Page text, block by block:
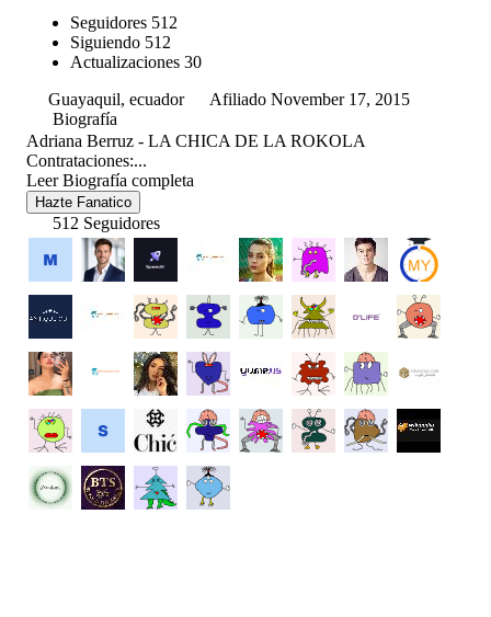
Seguidores 512
Siguiendo 512
Actualizaciones 30
Guayaquil, ecuador
Afiliado November 17, 2015
Biografía
Adriana Berruz - LA CHICA DE LA ROKOLA
Contrataciones:...
Leer Biografía completa
Hazte Fanatico
512 Seguidores